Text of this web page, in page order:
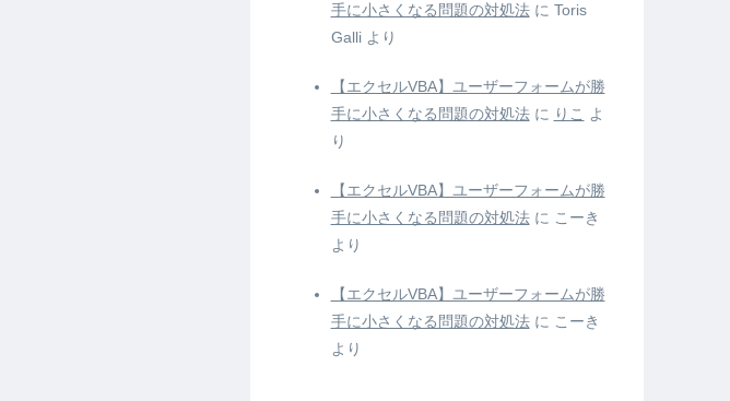
手に小さくなる問題の対処法に Toris
Galliより
【エクセルVBA】ユーザーフォームが勝
手に小さくなる問題の対処法に りこ よ
り
【エクセルVBA】ユーザーフォームが勝
手に小さくなる問題の対処法に こーき
より
【エクセルVBA】ユーザーフォームが勝
手に小さくなる問題の対処法に こーき
より